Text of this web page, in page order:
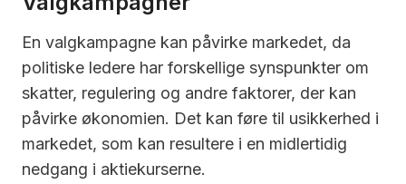
En valgkampagne kan påvirke markedet, da
politiske ledere har forskellige synspunkter om
skatter, regulering og andre faktorer, der kan
påvirke økonomien. Det kan føre til usikkerhed i
markedet, som kan resultere i en midlertidig
nedgang i aktiekurserne.